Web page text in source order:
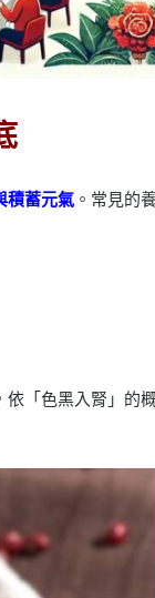
積蓄元氣。常見的
「色黑入腎」的